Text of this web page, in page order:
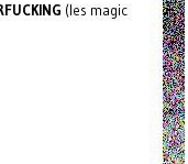
(les magic